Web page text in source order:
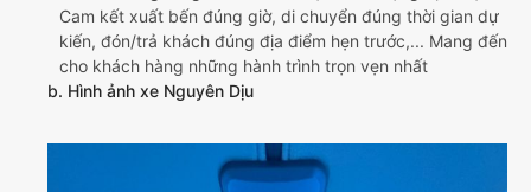
Cam kết xuất bến đúng giờ, di chuyển đúng thời gian dự
kiến, đón/trả khách đúng địa điểm hẹn trước,... Mang đến
cho khách hàng những hành trình trọn vẹn nhất
b. Hình ảnh xe Nguyên Dịu